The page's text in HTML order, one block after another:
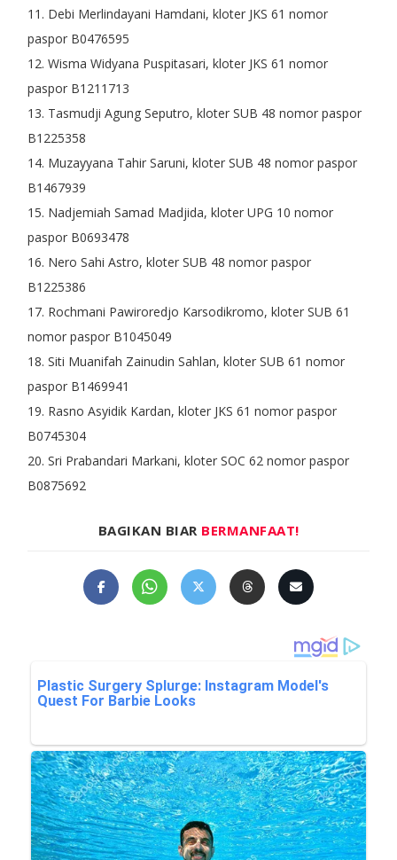
11. Debi Merlindayani Hamdani, kloter JKS 61 nomor
paspor B0476595
12. Wisma Widyana Puspitasari, kloter JKS 61 nomor
paspor B1211713
13. Tasmudji Agung Seputro, kloter SUB 48 nomor paspor
B1225358
14. Muzayyana Tahir Saruni, kloter SUB 48 nomor paspor
B1467939
15. Nadjemiah Samad Madjida, kloter UPG 10 nomor
paspor B0693478
16. Nero Sahi Astro, kloter SUB 48 nomor paspor
B1225386
17. Rochmani Pawiroredjo Karsodikromo, kloter SUB 61
nomor paspor B1045049
18. Siti Muanifah Zainudin Sahlan, kloter SUB 61 nomor
paspor B1469941
19. Rasno Asyidik Kardan, kloter JKS 61 nomor paspor
B0745304
20. Sri Prabandari Markani, kloter SOC 62 nomor paspor
B0875692
BAGIKAN BIAR BERMANFAAT!